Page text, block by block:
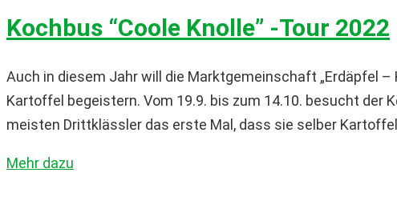
Kochbus “Coole Knolle” -Tour 2022
Auch in diesem Jahr will die Marktgemeinschaft „Erdäpfel
Kartoffel begeistern. Vom 19.9. bis zum 14.10. besucht der
meisten Drittklässler das erste Mal, dass sie selber
Mehr dazu